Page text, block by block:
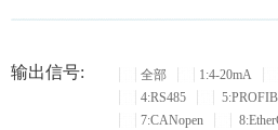
输出信号: 全部 1:4-20mA
4:RS485
7:CANopen